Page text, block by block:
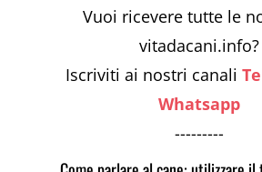
Vuoi ricevere tutte le
vitadacani.info?
Iscriviti ai nostri canali
Whatsapp
---------